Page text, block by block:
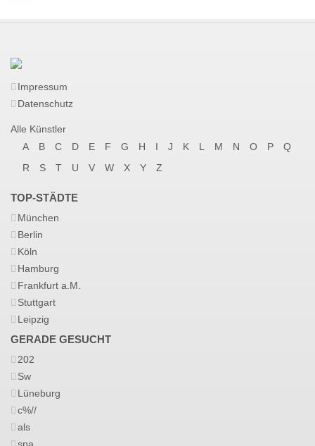
Impressum
Datenschutz
Alle Künstler
A
B C D E F G H I J K L M N O P
Q
R
S T U V W X Y Z
TOP-STÄDTE
München
Berlin
Köln
Hamburg
Frankfurt a.M.
Stuttgart
Leipzig
GERADE GESUCHT
202
Sw
Lüneburg
c%//
als